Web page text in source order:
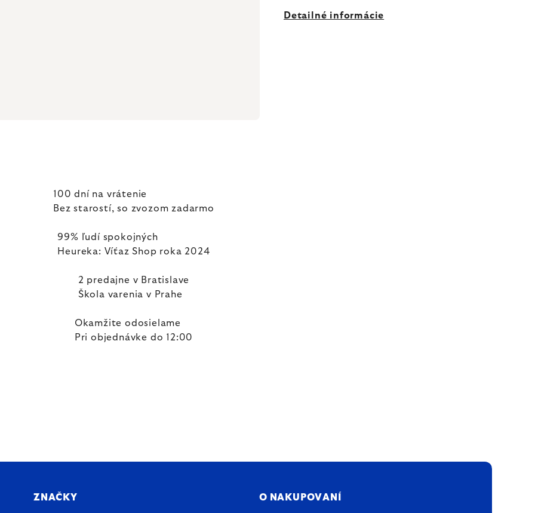
Detailné informácie
100 dní na vrátenie
Bez starostí, so zvozom zadarmo
99% ľudí spokojných
Heureka: Víťaz Shop roka 2024
2 predajne v Bratislave
Škola varenia v Prahe
Okamžite odosielame
Pri objednávke do 12:00
ZNAČKY O NAKUPOVANÍ